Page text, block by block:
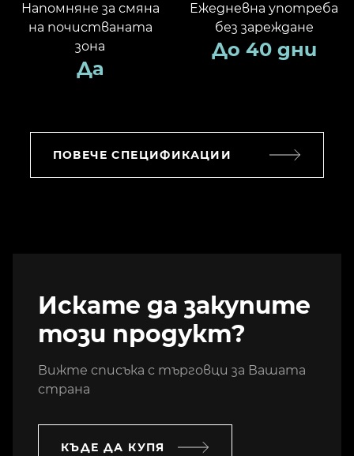
Напомняне за смяна
на почистваната
зона
Да
Ежедневна употреба
без зареждане
До 40 дни
ПОВЕЧЕ СПЕЦИФИКАЦИИ
Искате да закупите
този продукт?
Вижте списъка с търговци за Вашата
страна
КЪДЕ ДА КУПЯ